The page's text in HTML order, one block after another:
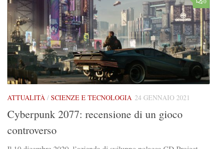
ATTUALITÀ / SCIENZE E TECNOLOGIA 24 GENNAIO 2021
Cyberpunk 2077: recensione di un gioco
controverso